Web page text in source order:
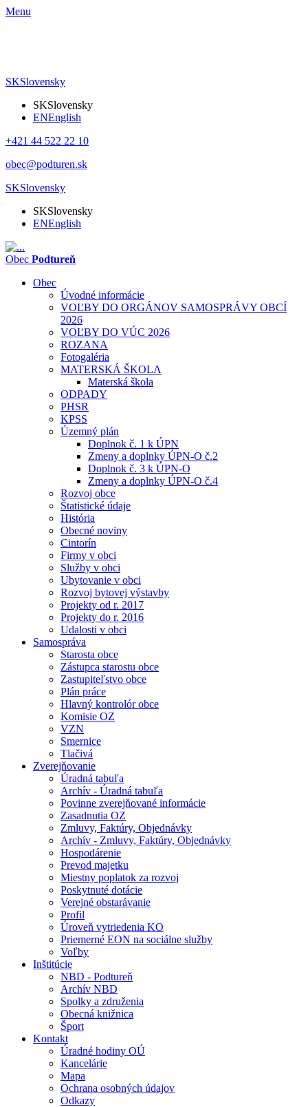
Menu
SKSlovensky
SKSlovensky
ENEnglish
+421 44 522 22 10
obec@podturen.sk
SKSlovensky
SKSlovensky
ENEnglish
Obec Podtureň
Obec
Úvodné informácie
VOĽBY DO ORGÁNOV SAMOSPRÁVY OBCÍ
2026
VOĽBY DO VÚC 2026
ROZANA
Fotogaléria
MATERSKÁ ŠKOLA
Materská škola
ODPADY
PHSR
KPSS
Územný plán
Doplnok č. 1 k ÚPN
Zmeny a doplnky ÚPN-O č.2
Doplnok č. 3 k ÚPN-O
Zmeny a doplnky ÚPN-O č.4
Rozvoj obce
Štatistické údaje
História
Obecné noviny
Cintorín
Firmy v obci
Služby v obci
Ubytovanie v obci
Rozvoj bytovej výstavby
Projekty od r. 2017
Projekty do r. 2016
Udalosti v obci
Samospráva
Starosta obce
Zástupca starostu obce
Zastupiteľstvo obce
Plán práce
Hlavný kontrolór obce
Komisie OZ
VZN
Smernice
Tlačivá
Zverejňovanie
Úradná tabuľa
Archív - Úradná tabuľa
Povinne zverejňované informácie
Zasadnutia OZ
Zmluvy, Faktúry, Objednávky
Archív - Zmluvy, Faktúry, Objednávky
Hospodárenie
Prevod majetku
Miestny poplatok za rozvoj
Poskytnuté dotácie
Verejné obstarávanie
Profil
Úroveň vytriedenia KO
Priemerné EON na sociálne služby
Voľby
Inštitúcie
NBD - Podtureň
Archív NBD
Spolky a združenia
Obecná knižnica
Šport
Kontakt
Úradné hodiny OÚ
Kancelárie
Mapa
Ochrana osobných údajov
Odkazy